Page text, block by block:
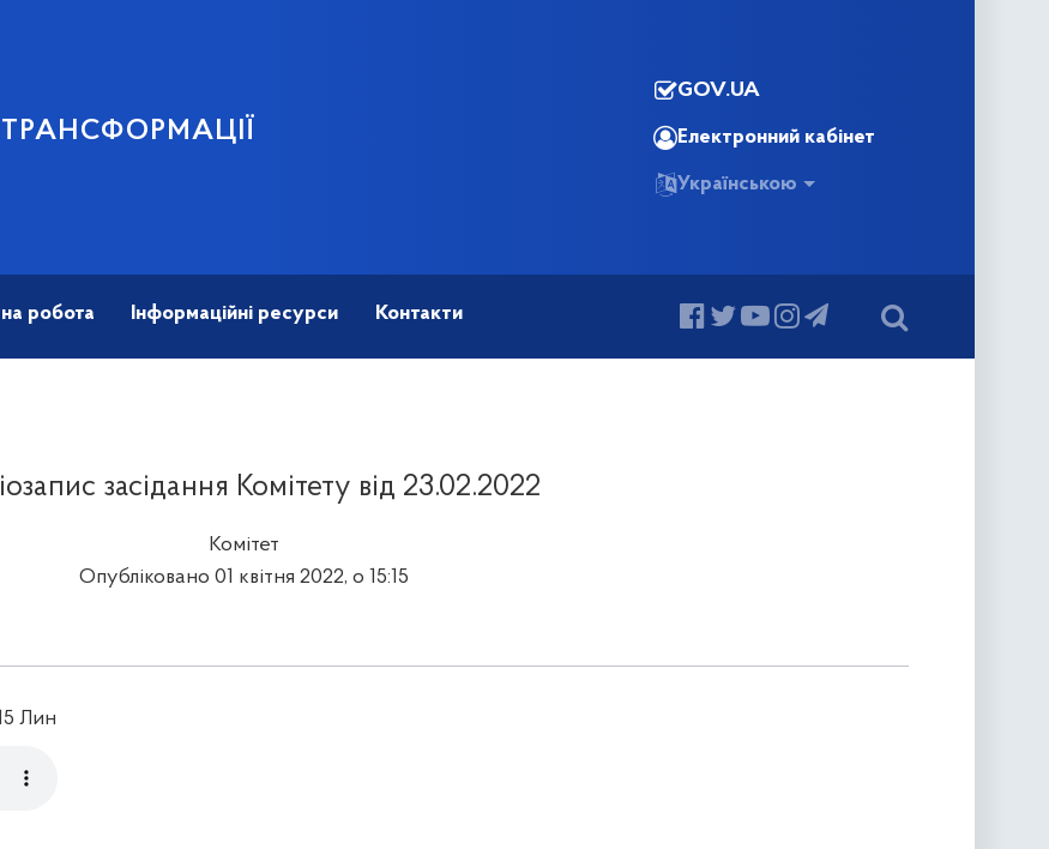
GOV.UA
Електронний кабінет
Українською
робота Інформаційні ресурси Контакти
засідання Комітету від 23.02.2022
Комітет
Опубліковано 01 квітня 2022, о 15:15
Лин